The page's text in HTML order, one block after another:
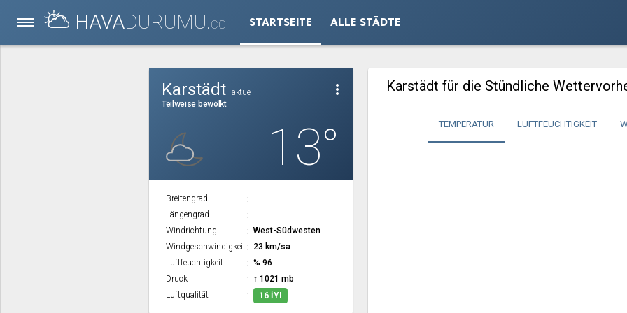
HAVADURUMU.CO STARTSEITE ALLE STÄDTE
more_vert
Karstädt aktuell
Teilweise bewölkt
13°
Breitengrad
Längengrad
Windrichtung
West-Südwesten
Windgeschwindigkeit
23 km/sa
Luftfeuchtigkeit
% 96
Druck
↑ 1021 mb
Luftqualität
16 İYI
Karstädt für die Stündliche
TEMPERATUR LUFTFEUCHTIGKEIT